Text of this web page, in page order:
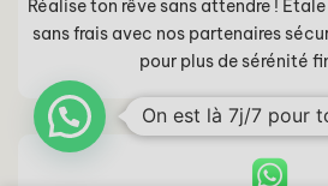
Réalise ton rêve sans attendre !
sans frais avec nos partenaires
pour plus de sérénité
On est là 7j/7 pour